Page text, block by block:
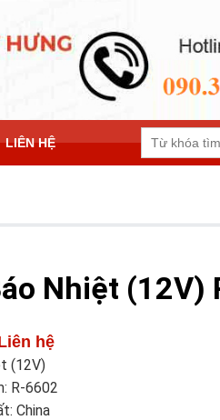
LIÊN HỆ
Nhiệt (12V)
hệ
(12V)
R-6602
China